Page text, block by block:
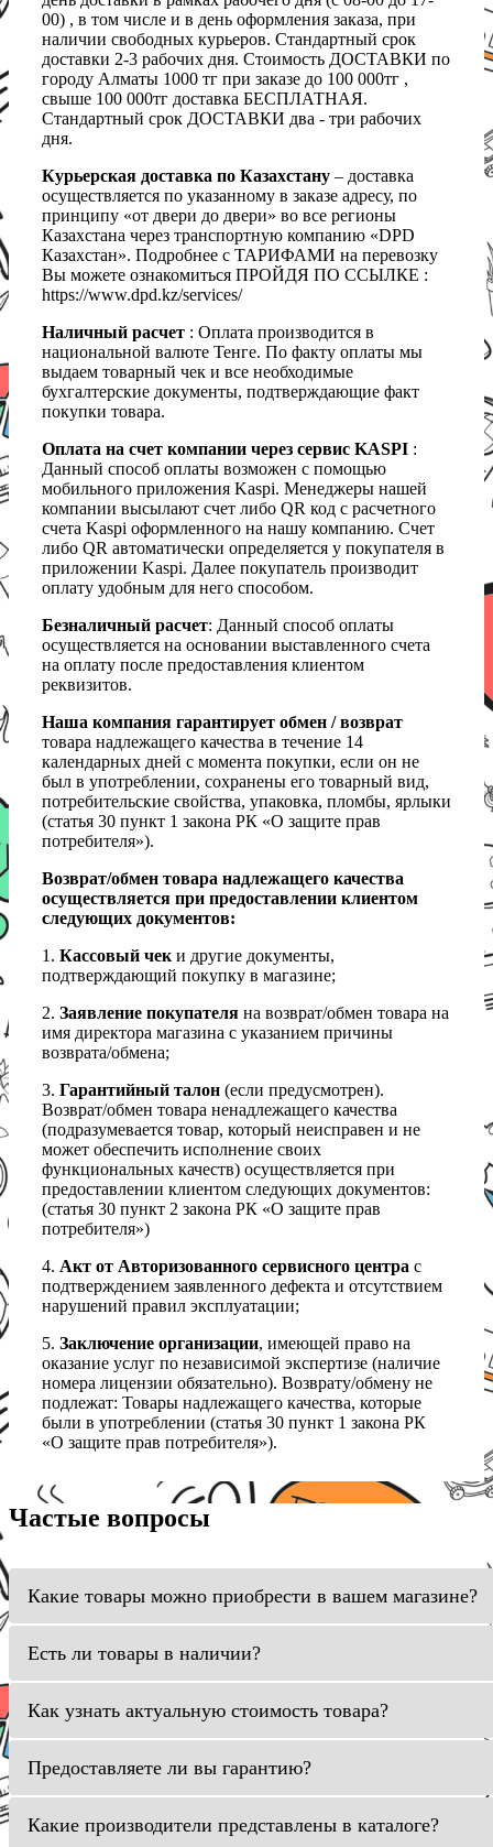
00) , в том числе и в день оформления заказа, при
наличии свободных курьеров. Стандартный срок
доставки 2-3 рабочих дня. Стоимость ДОСТАВКИ по
городу Алматы 1000 тг при заказе до 100 000тг ,
свыше 100 000тг доставка БЕСПЛАТНАЯ.
Стандартный срок ДОСТАВКИ два - три рабочих
дня.
Курьерская доставка по Казахстану – доставка
осуществляется по указанному в заказе адресу, по
принципу «от двери до двери» во все регионы
Казахстана через транспортную компанию «DPD
Казахстан». Подробнее с ТАРИФАМИ на перевозку
Вы можете ознакомиться ПРОЙДЯ ПО ССЫЛКЕ :
https://www.dpd.kz/services/
Наличный расчет : Оплата производится в
национальной валюте Тенге. По факту оплаты мы
выдаем товарный чек и все необходимые
бухгалтерские документы, подтверждающие факт
покупки товара.
Оплата на счет компании через сервис KASPI :
Данный способ оплаты возможен с помощью
мобильного приложения Kaspi. Менеджеры нашей
компании высылают счет либо QR код с расчетного
счета Kaspi оформленного на нашу компанию. Счет
либо QR автоматически определяется у покупателя в
приложении Kaspi. Далее покупатель производит
оплату удобным для него способом.
Безналичный расчет: Данный способ оплаты
осуществляется на основании выставленного счета
на оплату после предоставления клиентом
реквизитов.
Наша компания гарантирует обмен / возврат
товара надлежащего качества в течение 14
календарных дней с момента покупки, если он не
был в употреблении, сохранены его товарный вид,
потребительские свойства, упаковка, пломбы, ярлыки
(статья 30 пункт 1 закона РК «О защите прав
потребителя»).
Возврат/обмен товара надлежащего качества
осуществляется при предоставлении клиентом
следующих документов:
1. Кассовый чек и другие документы,
подтверждающий покупку в магазине;
2. Заявление покупателя на возврат/обмен товара на
имя директора магазина с указанием причины
возврата/обмена;
3. Гарантийный талон (если предусмотрен).
Возврат/обмен товара ненадлежащего качества
(подразумевается товар, который неисправен и не
может обеспечить исполнение своих
функциональных качеств) осуществляется при
предоставлении клиентом следующих документов:
(статья 30 пункт 2 закона РК «О защите прав
потребителя»)
4. Акт от Авторизованного сервисного центра с
подтверждением заявленного дефекта и отсутствием
нарушений правил эксплуатации;
5. Заключение организации, имеющей право на
оказание услуг по независимой экспертизе (наличие
номера лицензии обязательно). Возврату/обмену не
подлежат: Товары надлежащего качества, которые
были в употреблении (статья 30 пункт 1 закона РК
«О защите прав потребителя»).
Частые вопросы
Какие товары можно приобрести в вашем магазине?
Есть ли товары в наличии?
Как узнать актуальную стоимость товара?
Предоставляете ли вы гарантию?
Какие производители представлены в каталоге?